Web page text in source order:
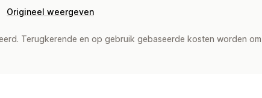
Origineel weergeven
Terugkerende en op gebruik gebaseerde kosten worden